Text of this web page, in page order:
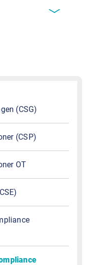
(CSG)
(CSP)
OT